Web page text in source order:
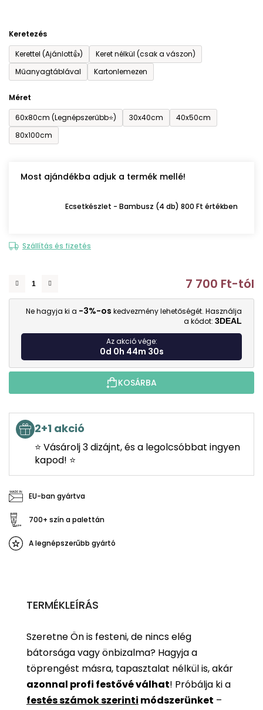
Keretezés
Kerettel (Ajánlott👍)
Keret nélkül (csak a vászon)
Műanyagtáblával
Kartonlemezen
Méret
60x80cm (Legnépszerűbb⭐)
30x40cm
40x50cm
80x100cm
Most ajándékba adjuk a termék mellé!
Ecsetkészlet - Bambusz (4 db) 800 Ft értékben
Szállítás és fizetés
7 700 Ft-tól
Ne hagyja ki a -3%-os kedvezmény lehetőségét. Használja
a kódot: 3DEAL
Az akció vége:
0d 0h 44m 29s
KOSÁRBA
2+1 akció
⭐ Vásárolj 3 dizájnt, és a legolcsóbbat ingyen
kapod! ⭐
EU-ban gyártva
700+ szín a palettán
A legnépszerűbb gyártó
TERMÉKLEÍRÁS
Szeretne Ön is festeni, de nincs elég
bátorsága vagy önbizalma? Hagyja a
töprengést másra, tapasztalat nélkül is, akár
azonnal profi festővé válhat! Próbálja ki a
festés számok szerinti módszerünket –